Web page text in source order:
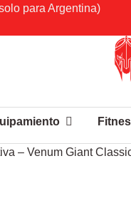
para Argentina)
– Venum Giant